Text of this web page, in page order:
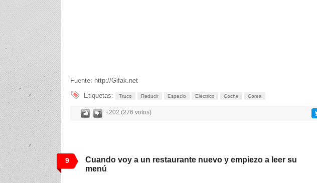
Fuente: http://Gifak.net
Etiquetas:
Truco Reducir Espacio Eléctrico Coche Corea
+202 (276 votos)
9
Cuando voy a un restaurante nuevo y empiezo a leer su
menú